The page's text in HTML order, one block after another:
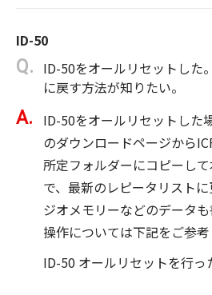
ID-50
ID-50をオールリセットした
に戻す方法が知りたい。
ID-50をオールリセットした
のダウンロードページから
所定フォルダーにコピーし
で、最新のレピータリスト
ジオメモリーなどのデータも
操作については下記をご参考
ID-50 オールリセットを行っ